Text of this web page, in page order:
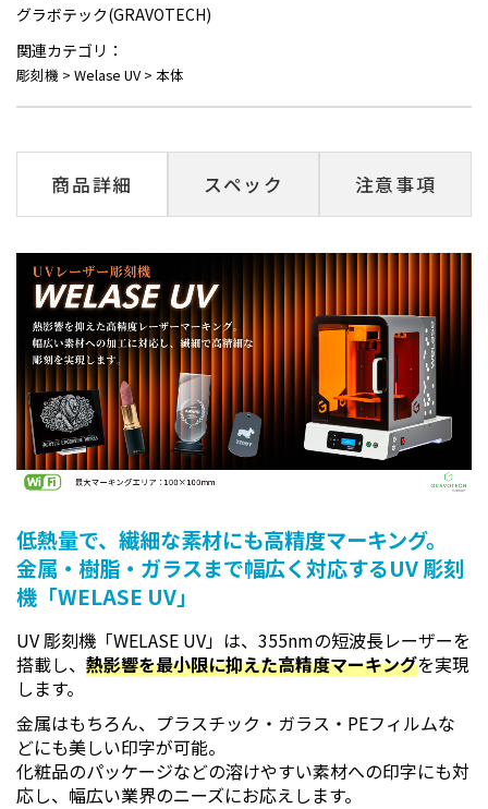
グラボテック(GRAVOTECH)
関連カテゴリ：
彫刻機 > Welase UV > 本体
商品詳細 スペック 注意事項
低熱量で、繊細な素材にも高精度マーキング。
金属・樹脂・ガラスまで幅広く対応するUV 彫刻
機「WELASE UV」
UV 彫刻機「WELASE UV」は、355nmの短波長レーザーを
搭載し、 熱影響を最小限に抑えた高精度マーキングを実現
します。
金属はもちろん、プラスチック・ガラス・PEフィルムな
どにも美しい印字が可能。
化粧品のパッケージなどの溶けやすい素材への印字にも対
応し、幅広い業界のニーズにお応えします。